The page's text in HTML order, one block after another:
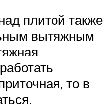
плитой также
вытяжным
то в